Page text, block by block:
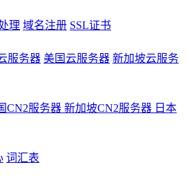
理 域名注册 SSL证书
服务器 美国云服务器 新加坡云服务
CN2服务器 新加坡CN2服务器 日本
词汇表